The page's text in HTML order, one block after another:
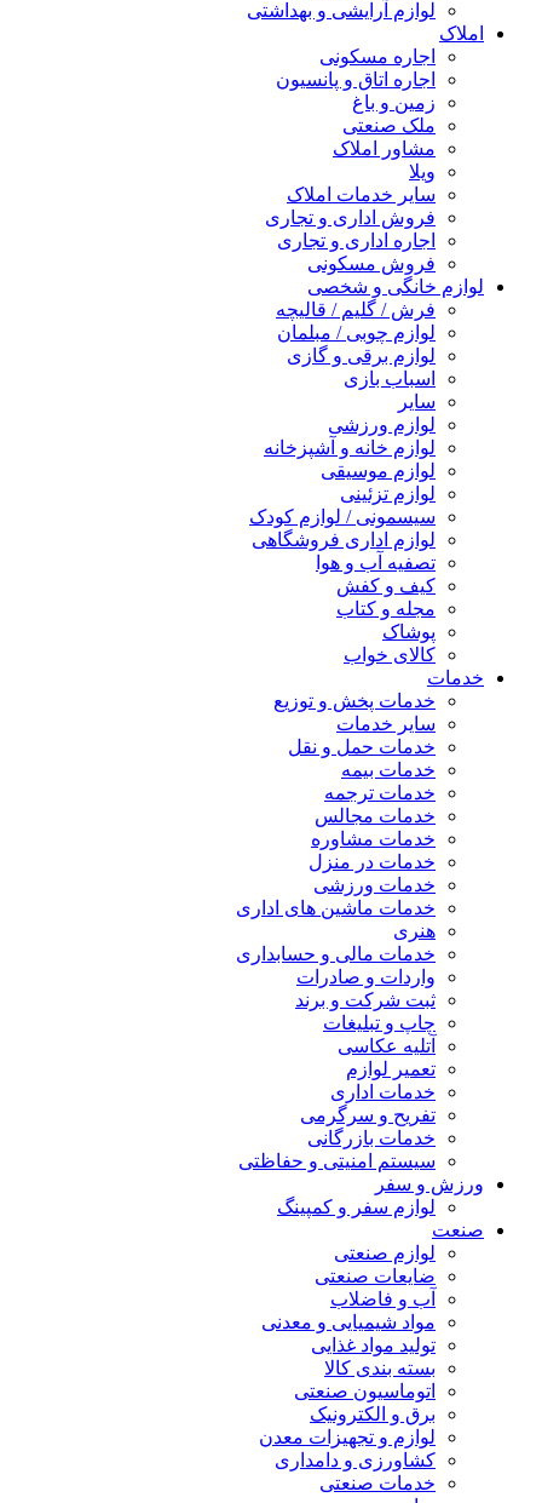
لوازم آرایشی و بهداشتی
املاک
اجاره مسکونی
اجاره اتاق و پانسیون
زمین و باغ
ملک صنعتی
مشاور املاک
ویلا
سایر خدمات املاک
فروش اداری و تجاری
اجاره اداری و تجاری
فروش مسکونی
لوازم خانگی و شخصی
فرش / گلیم / قالیچه
لوازم چوبی / مبلمان
لوازم برقی و گازی
اسباب بازی
سایر
لوازم ورزشی
لوازم خانه و آشپزخانه
لوازم موسیقی
لوازم تزئینی
سیسمونی / لوازم کودک
لوازم اداری فروشگاهی
تصفیه آب و هوا
کیف و کفش
مجله و کتاب
پوشاک
کالای خواب
خدمات
خدمات پخش و توزیع
سایر خدمات
خدمات حمل و نقل
خدمات بیمه
خدمات ترجمه
خدمات مجالس
خدمات مشاوره
خدمات در منزل
خدمات ورزشی
خدمات ماشین های اداری
هنری
خدمات مالی و حسابداری
واردات و صادرات
ثبت شرکت و برند
چاپ و تبلیغات
آتلیه عکاسی
تعمیر لوازم
خدمات اداری
تفریح و سرگرمی
خدمات بازرگانی
سیستم امنیتی و حفاظتی
ورزش و سفر
لوازم سفر و کمپینگ
صنعت
لوازم صنعتی
ضایعات صنعتی
آب و فاضلاب
مواد شیمیایی و معدنی
تولید مواد غذایی
بسته بندی کالا
اتوماسیون صنعتی
برق و الکترونیک
لوازم و تجهیزات معدن
کشاورزی و دامداری
خدمات صنعتی